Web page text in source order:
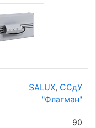
SALUX, ССдУ
"Флагман"
90